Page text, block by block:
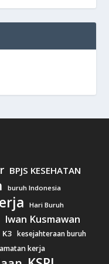
BPJS KESEHATAN
buruh Indonesia
Hari Buruh
Iwan Kusmawan
K3 kesejahteraan buruh
kerja